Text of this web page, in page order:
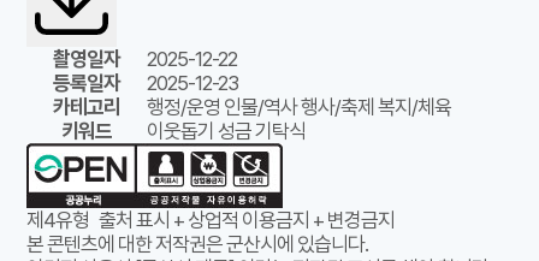
촬영일자
2025-12-22
등록일자
2025-12-23
카테고리
행정/운영 인물/역사 행사/축제 복지/체육
키워드
이웃돕기 성금 기탁식
제4유형 출처 표시 + 상업적 이용금지 + 변경금지
본 콘텐츠에 대한 저작권은 군산시에 있습니다.